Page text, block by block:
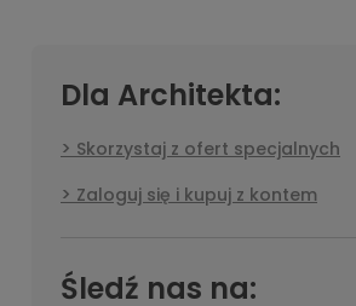
Dla Architekta:
Skorzystaj z ofert specjalnych
Zaloguj się i kupuj z kontem
Śledź nas na: